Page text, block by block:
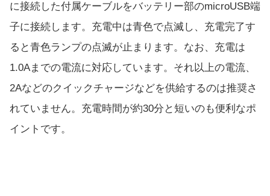
に接続した付属ケーブルをバッテリー部のmicroUSB端
子に接続します。充電中は青色で点滅し、充電完了す
ると青色ランプの点滅が止まります。なお、充電は
1.0Aまでの電流に対応しています。それ以上の電流、
2Aなどのクイックチャージなどを供給するのは推奨さ
れていません。充電時間が約30分と短いのも便利なポ
イントです。